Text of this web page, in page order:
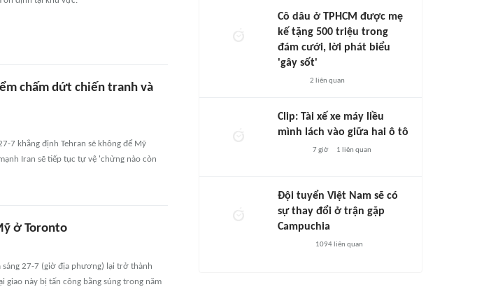
chấm dứt chiến tranh và
7 khẳng định Tehran sẽ không để Mỹ
Iran sẽ tiếp tục tự vệ 'chừng nào còn
ở Toronto
sáng 27-7 (giờ địa phương) lại trở thành
giao này bị tấn công bằng súng trong năm
Cô dâu ở TPHCM được mẹ
kế tặng 500 triệu trong
đám cưới, lời phát biểu
'gây sốt'
2 liên quan
Clip: Tài xế xe máy liều
mình lách vào giữa hai ô tô
7 giờ 1 liên quan
Đội tuyển Việt Nam sẽ có
sự thay đổi ở trận gặp
Campuchia
1094 liên quan